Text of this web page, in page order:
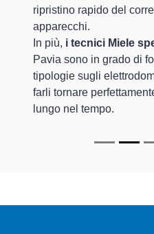
ripristino rapido del
apparecchi.
In più, i tecnici Miele
Pavia sono in grado di
tipologie sugli
farli tornare
lungo nel tempo.